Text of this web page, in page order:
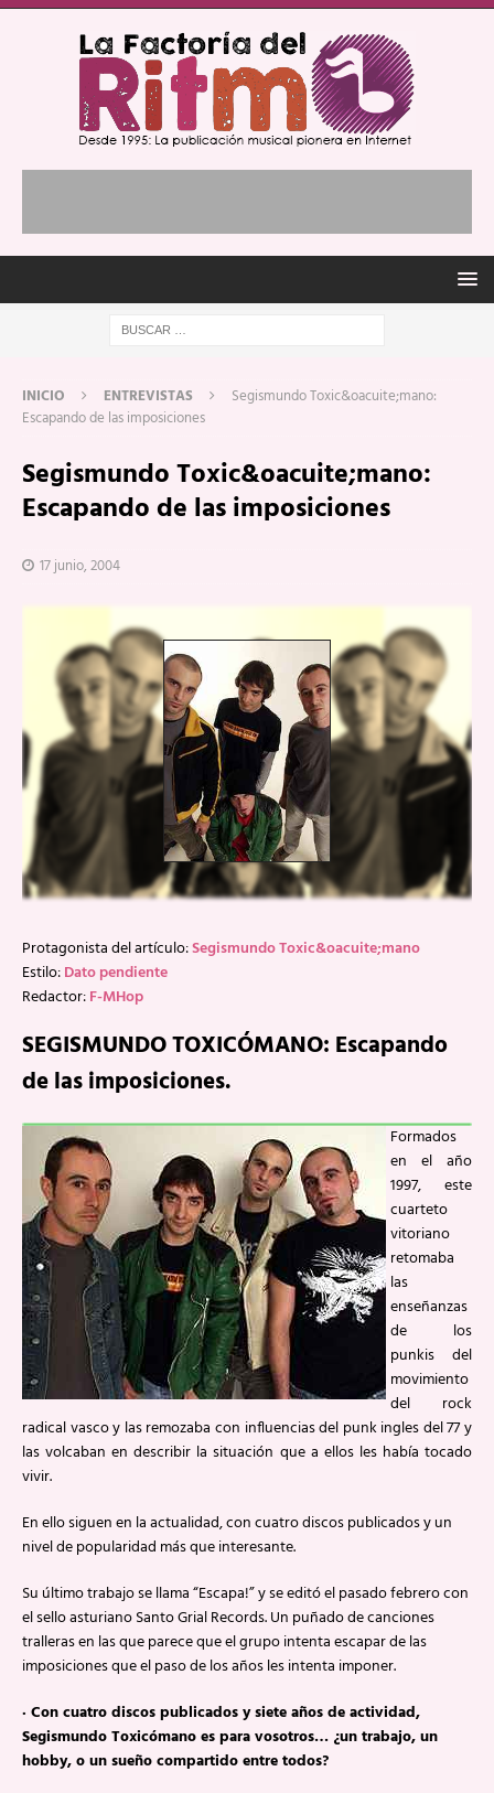
INICIO ENTREVISTAS
Segismundo Toxic&oacuite;mano:
Escapando de las imposiciones
Segismundo Toxic&oacuite;mano:
Escapando de las imposiciones
17 junio, 2004
Protagonista del artículo:Segismundo Toxic&oacuite;mano
Estilo:Dato pendiente
Redactor:F-MHop
SEGISMUNDO TOXICÓMANO: Escapando
de las imposiciones.
Formados
en el año
1997, este
cuarteto
vitoriano
retomaba
las
enseñanzas
de los
punkis del
movimiento
del rock
radical vasco y las remozaba con influencias del punk ingles del 77 y
las volcaban en describir la situación que a ellos les había tocado
vivir.
En ello siguen en la actualidad, con cuatro discos publicados y un
nivel de popularidad más que interesante.
Su último trabajo se llama “Escapa!” y se editó el pasado febrero con
el sello asturiano Santo Grial Records. Un puñado de canciones
tralleras en las que parece que el grupo intenta escapar de las
imposiciones que el paso de los años les intenta imponer.
· Con cuatro discos publicados y siete años de actividad,
Segismundo Toxicómano es para vosotros… ¿un trabajo, un
hobby, o un sueño compartido entre todos?